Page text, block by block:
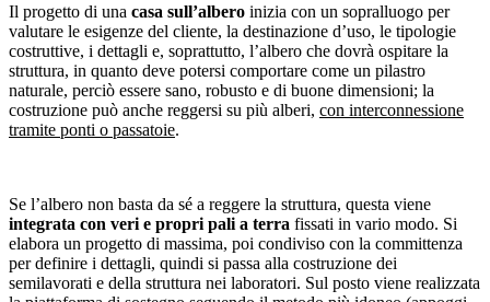
Il progetto di una casa sull’albero inizia con un sopralluogo per
valutare le esigenze del cliente, la destinazione d’uso, le tipologie
costruttive, i dettagli e, soprattutto, l’albero che dovrà ospitare la
struttura, in quanto deve potersi comportare come un pilastro
naturale, perciò essere sano, robusto e di buone dimensioni; la
costruzione può anche reggersi su più alberi, con interconnessione
tramite ponti o passatoie.
Se l’albero non basta da sé a reggere la struttura, questa viene
integrata con veri e propri pali a terra fissati in vario modo. Si
elabora un progetto di massima, poi condiviso con la committenza
per definire i dettagli, quindi si passa alla costruzione dei
semilavorati e della struttura nei laboratori. Sul posto viene realizzata